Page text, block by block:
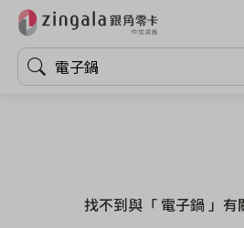
找不到與「 電子鍋 」有